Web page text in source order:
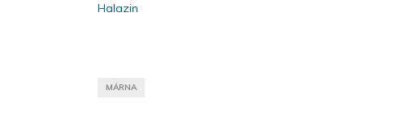
Halazin
MÁRNA